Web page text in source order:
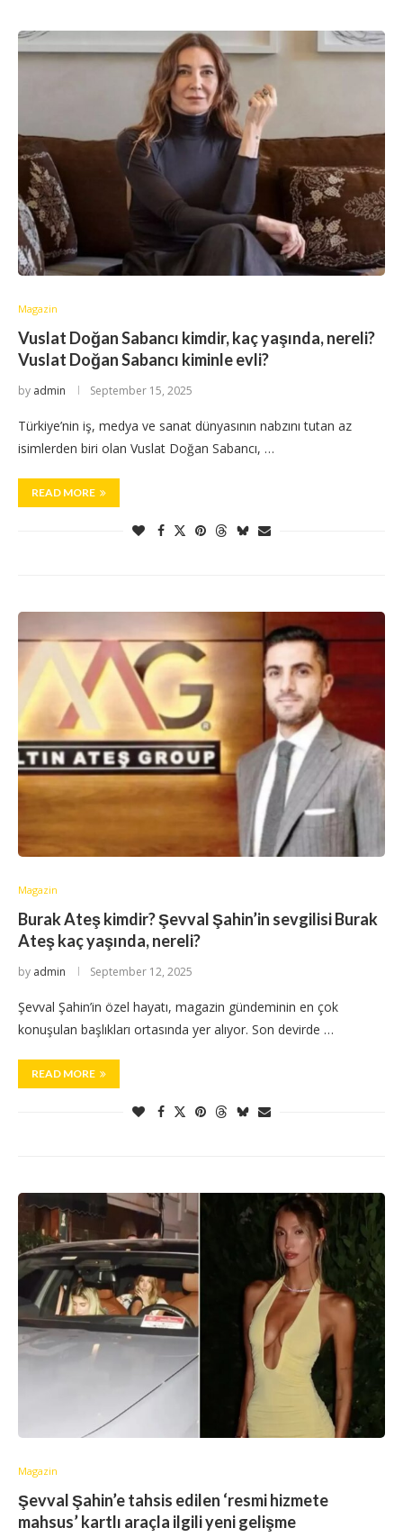
Magazin
Vuslat Doğan Sabancı kimdir, kaç yaşında, nereli?
Vuslat Doğan Sabancı kiminle evli?
by admin September 15, 2025
Türkiye’nin iş, medya ve sanat dünyasının nabzını tutan az
isimlerden biri olan Vuslat Doğan Sabancı, …
READ MORE
Magazin
Burak Ateş kimdir? Şevval Şahin’in sevgilisi Burak
Ateş kaç yaşında, nereli?
by admin September 12, 2025
Şevval Şahin’in özel hayatı, magazin gündeminin en çok
konuşulan başlıkları ortasında yer alıyor. Son devirde …
READ MORE
Magazin
Şevval Şahin’e tahsis edilen ‘resmi hizmete
mahsus’ kartlı araçla ilgili yeni gelişme